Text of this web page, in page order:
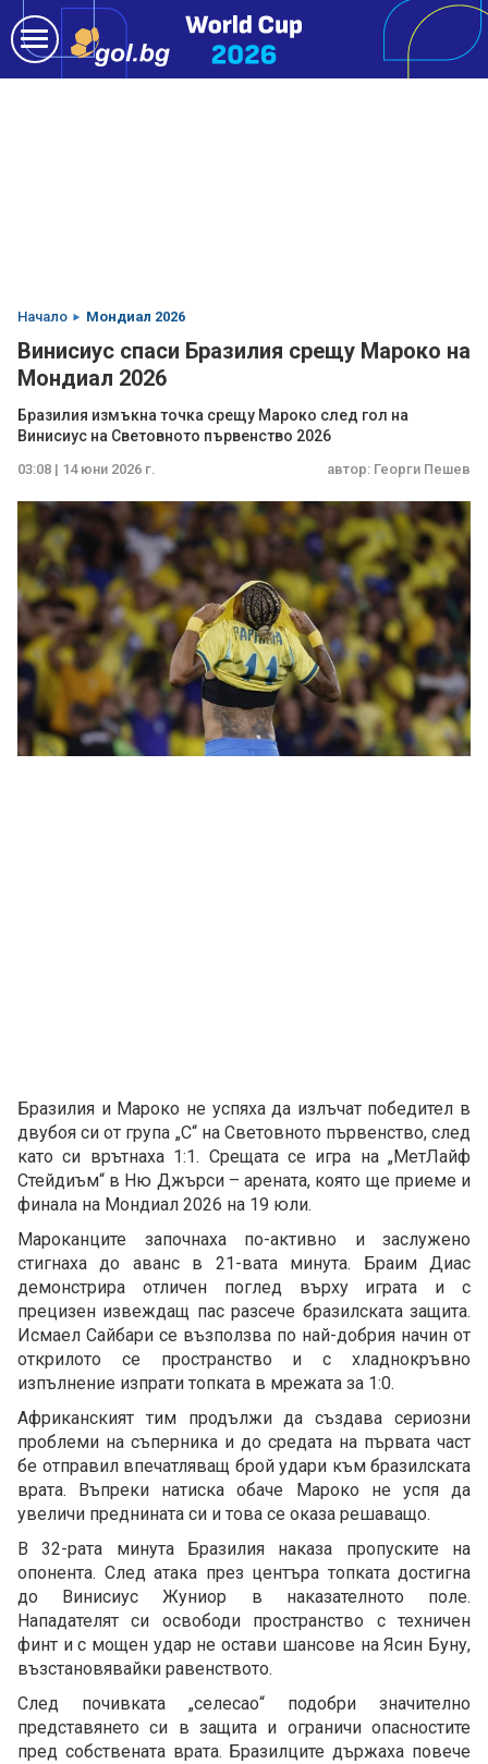
Начало Мондиал 2026
Винисиус спаси Бразилия срещу Мароко на
Мондиал 2026
Бразилия измъкна точка срещу Мароко след гол на
Винисиус на Световното първенство 2026
03:08 | 14 юни 2026 г. автор: Георги Пешев
Бразилия и Мароко не успяха да излъчат победител в
двубоя си от група „С“ на Световното първенство, след
като си врътнаха 1:1. Срещата се игра на „МетЛайф
Стейдиъм“ в Ню Джърси – арената, която ще приеме и
финала на Мондиал 2026 на 19 юли.
Мароканците започнаха по-активно и заслужено
стигнаха до аванс в 21-вата минута. Браим Диас
демонстрира отличен поглед върху играта и с
прецизен извеждащ пас разсече бразилската защита.
Исмаел Сайбари се възползва по най-добрия начин от
открилото се пространство и с хладнокръвно
изпълнение изпрати топката в мрежата за 1:0.
Африканският тим продължи да създава сериозни
проблеми на съперника и до средата на първата част
бе отправил впечатляващ брой удари към бразилската
врата. Въпреки натиска обаче Мароко не успя да
увеличи преднината си и това се оказа решаващо.
В 32-рата минута Бразилия наказа пропуските на
опонента. След атака през центъра топката достигна
до Винисиус Жуниор в наказателното поле.
Нападателят си освободи пространство с техничен
финт и с мощен удар не остави шансове на Ясин Буну,
възстановявайки равенството.
След почивката „селесао“ подобри значително
представянето си в защита и ограничи опасностите
пред собствената врата. Бразилците държаха повече